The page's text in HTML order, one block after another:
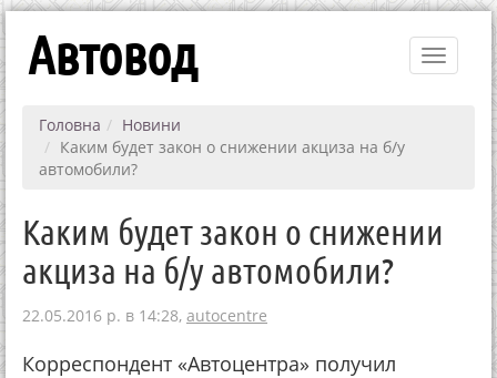
Toggle
Автовод
Головна
Новини
Каким будет закон о снижении акциза на б/у
автомобили?
Каким будет закон о снижении
акциза на б/у автомобили?
22.05.2016 р. в 14:28, autocentre
Корреспондент «Автоцентра» получил